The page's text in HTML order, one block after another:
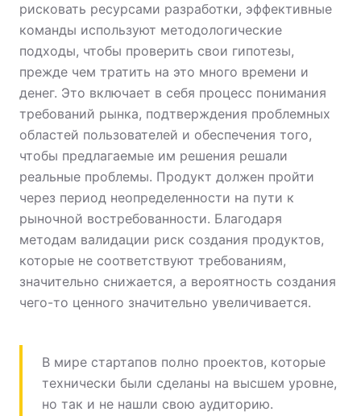
рисковать ресурсами разработки, эффективные
команды используют методологические
подходы, чтобы проверить свои гипотезы,
прежде чем тратить на это много времени и
денег. Это включает в себя процесс понимания
требований рынка, подтверждения проблемных
областей пользователей и обеспечения того,
чтобы предлагаемые им решения решали
реальные проблемы. Продукт должен пройти
через период неопределенности на пути к
рыночной востребованности. Благодаря
методам валидации риск создания продуктов,
которые не соответствуют требованиям,
значительно снижается, а вероятность создания
чего-то ценного значительно увеличивается.
В мире стартапов полно проектов, которые
технически были сделаны на высшем уровне,
но так и не нашли свою аудиторию.